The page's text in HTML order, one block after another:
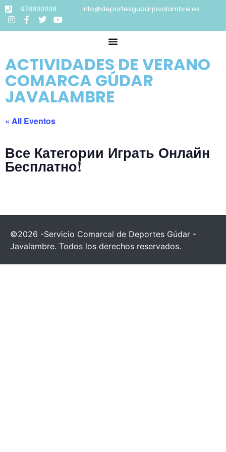
978800008 info@deportesgudarjavalambre.es
ACTIVIDADES DE VERANO
COMARCA GÚDAR
JAVALAMBRE
« All Eventos
Все Категории Играть Онлайн
Бесплатно!
©2026 -Servicio Comarcal de Deportes Gúdar -
Javalambre. Todos los derechos reservados.